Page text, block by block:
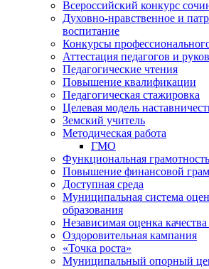
Всероссийский конкурс
Духовно-нравственное и
воспитание
Конкурсы
Аттестация педагогов и
Педагогические чтения
Повышение квалификации
Педагогическая стажировка
Целевая модель
Земский учитель
Методическая работа
ГМО
Функциональная грамотность
Повышение финансовой
Доступная среда
Муниципальная система
образования
Независимая оценка
Оздоровительная кампания
«Точка роста»
Муниципальный опорный